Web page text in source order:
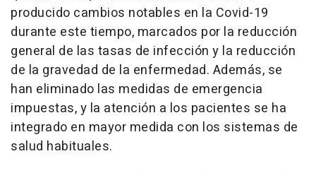
producido cambios notables en la Covid-19
durante este tiempo, marcados por la reducción
general de las tasas de infección y la reducción
de la gravedad de la enfermedad. Además, se
han eliminado las medidas de emergencia
impuestas, y la atención a los pacientes se ha
integrado en mayor medida con los sistemas de
salud habituales.